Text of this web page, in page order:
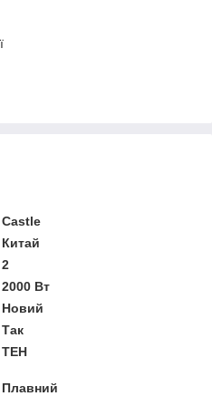
Castle
Китай
2
2000 Вт
Новий
Так
ТЕН
Плавний